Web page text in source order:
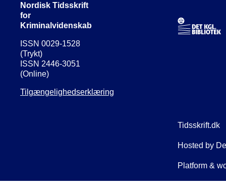
Nordisk Tidsskrift
for
Kriminalvidenskab
ISSN 0029-1528
(Trykt)
ISSN 2446-3051
(Online)
Tilgængelighedserklæring